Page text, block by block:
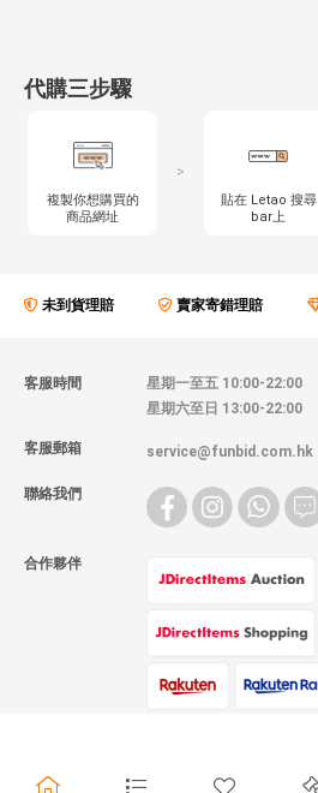
代購三步驟
複製你想購買的
商品網址
>
貼在 Letao 搜尋
bar上
未到貨理賠 賣家寄錯理賠
客服時間
星期一至五 10:00-22:00
星期六至日 13:00-22:00
客服郵箱 service@funbid.com.hk
聯絡我們
合作夥伴